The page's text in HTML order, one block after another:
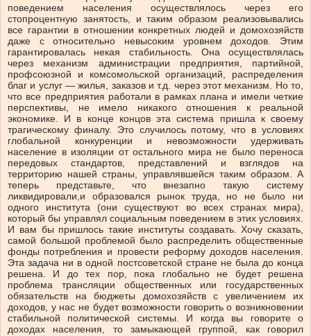
поведением населения осуществлялось через его
стопроцентную занятость, и таким образом реализовывались
все гарантии в отношении конкретных людей и домохозяйств
даже с относительно невысоким уровнем доходов. Этим
гарантировалась некая стабильность. Она осуществлялась
через механизм администрации предприятия, партийной,
профсоюзной и комсомольской организаций, распределения
благ и услуг — жилья, заказов и т.д. через этот механизм. Но то,
что все предприятия работали в рамках плана и имели четкие
перспективы, не имело никакого отношения к реальной
экономике. И в конце концов эта система пришла к своему
трагическому финалу. Это случилось потому, что в условиях
глобальной конкуренции и невозможности удерживать
население в изоляции от остального мира не было переноса
передовых стандартов, представлений и взглядов на
территорию нашей страны, управлявшейся таким образом. А
теперь представьте, что внезапно такую систему
ликвидировали,и образовался рынок труда, но не было ни
одного института (они существуют во всех странах мира),
который бы управлял социальным поведением в этих условиях.
И вам бы пришлось такие институты создавать. Хочу сказать,
самой большой проблемой было распределить общественные
фонды потребления и провести реформу доходов населения.
Эта задача ни в одной постсоветской стране не была до конца
решена. И до тех пор, пока глобально не будет решена
проблема трансляции общественных или государственных
обязательств на бюджеты домохозяйств с увеличением их
доходов, у нас не будет возможности говорить о возникновении
стабильной политической системы. И когда вы говорите о
доходах населения, то замыкающей группой, как говорил